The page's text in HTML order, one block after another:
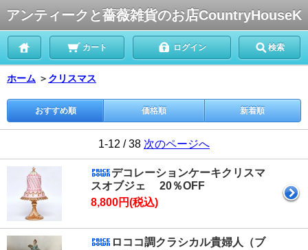
アンティークと薔薇雑貨のお店CountryHouseK
カート ログイン 検索
ホーム ＞ クリスマス
おすすめ順 価格順 新着順
1-12 / 38 次のページへ
デコレーションケーキクリスマ
スオブジェ 20％OFF
8,800円(税込)
ロココ調クラシカル貴婦人（ブ